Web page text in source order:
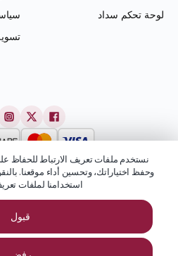
لوحة تحكم سداد
نستخدم ملفات تعريف الارتباط للحفاظ
وحفظ اختياراتك، وتحسين أداء موقعنا.
استخدامنا لملفات
قبول